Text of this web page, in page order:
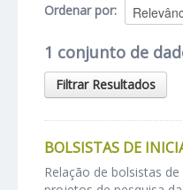
Ordenar por
1 conjunto de
Filtrar Resultados
BOLSISTAS DE
Relação de bolsistas